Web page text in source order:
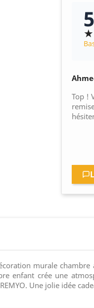
5
Top !
murale
enfant crée une
Une jolie idée